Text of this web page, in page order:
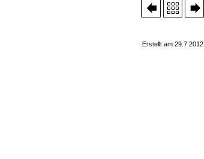
Erstellt am 29.7.2012